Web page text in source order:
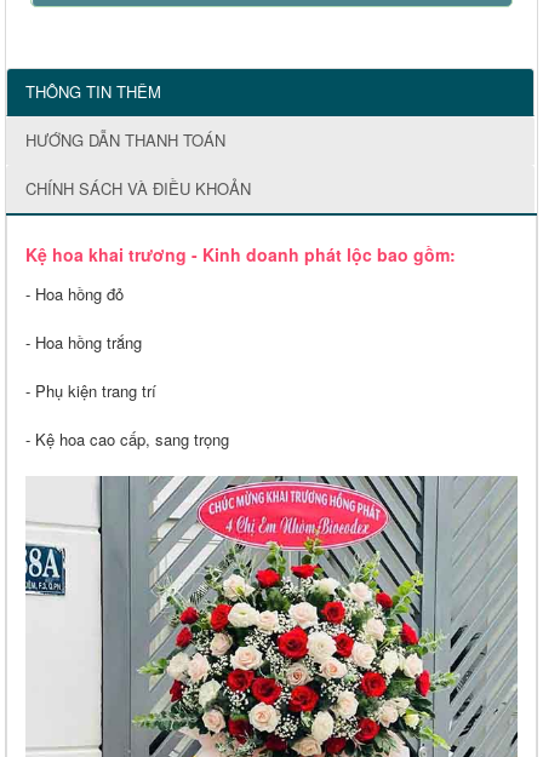
THÔNG TIN THÊM
HƯỚNG DẪN THANH TOÁN
CHÍNH SÁCH VÀ ĐIỀU KHOẢN
Kệ hoa khai trương - Kinh doanh phát lộc bao gồm:
- Hoa hồng đỏ
- Hoa hồng trắng
- Phụ kiện trang trí
- Kệ hoa cao cấp, sang trọng